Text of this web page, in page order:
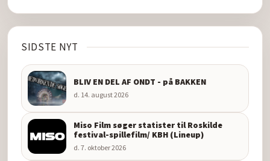
SIDSTE NYT
BLIV EN DEL AF ONDT - på BAKKEN
d. 14. august 2026
Miso Film søger statister til Roskilde
festival-spillefilm/ KBH (Lineup)
d. 7. oktober 2026